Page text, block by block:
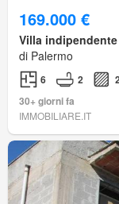
169.000 €
Villa indipendente
di Palermo
6 2
30+ giorni fa
IMMOBILIARE.IT